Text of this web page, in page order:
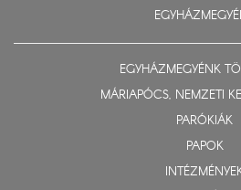
EGYHÁZMEGYÉNK
MÁRIAPÓCS, NEMZETI
PARÓKIÁK
PAPOK